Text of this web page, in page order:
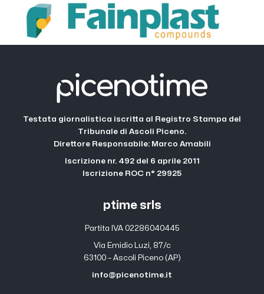
Testata giornalistica iscritta al Registro Stampa del
Tribunale di Ascoli Piceno.
Direttore Responsabile: Marco Amabili
Iscrizione nr. 492 del 6 aprile 2011
Iscrizione ROC n° 29925
ptime srls
Partita IVA 02286040445
Via Emidio Luzi, 87/c
63100 – Ascoli Piceno (AP)
info@picenotime.it